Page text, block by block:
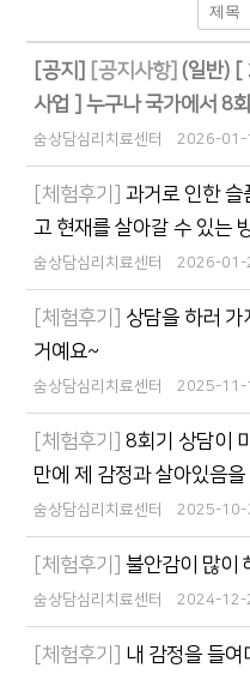
[공지] [공지사항] (일반) [
사업 ] 누구나 국가에서 8
숨상담심리치료센터 2026-01-
[체험후기]
과거로 인한 슬
고 현재를 살아갈 수 있는
숨상담심리치료센터 2026-01-
[체험후기]
상담을 하러 가
거예요~
숨상담심리치료센터 2025-11-
[체험후기]
8회기 상담이
만에 제 감정과 살아있음
숨상담심리치료센터 2025-10-
[체험후기] 불안감이 많이
숨상담심리치료센터 2024-12-
[체험후기] 내 감정을 들여